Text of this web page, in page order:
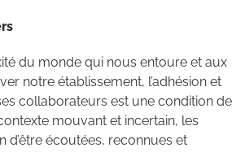
du monde qui nous entoure et aux
notre établissement, l’adhésion et
collaborateurs est une condition de
mouvant et incertain, les
d’être écoutées, reconnues et